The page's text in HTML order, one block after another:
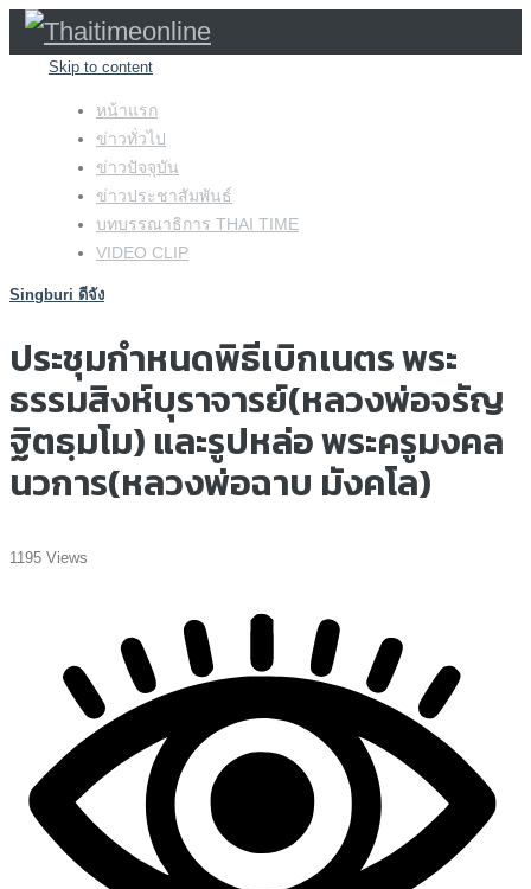
Skip to content
หน้าแรก
ข่าวทั่วไป
ข่าวปัจจุบัน
ข่าวประชาสัมพันธ์
บทบรรณาธิการ THAI TIME
VIDEO CLIP
Singburi ดีจัง
ประชุมกำหนดพิธีเบิกเนตร พระ
ธรรมสิงห์บุราจารย์(หลวงพ่อจรัญ
ฐิตธฺมโม) และรูปหล่อ พระครูมงคล
นวการ(หลวงพ่อฉาบ มังคโล)
1195 Views